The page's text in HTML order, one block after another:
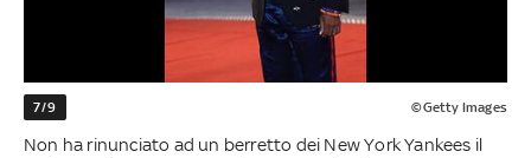
7/9 ©Getty Images
Non ha rinunciato ad un berretto dei New York Yankees il